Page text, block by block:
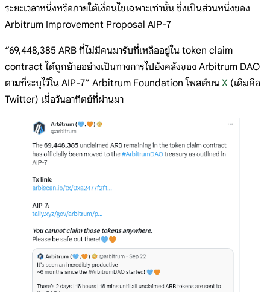
ระยะเวลาหนึ่งหรือภายใต้เงื่อนไขเฉพาะเท่านั้น ซึ่งเป็นส่วนหนึ่งของ
Arbitrum Improvement Proposal AIP-7
“69,448,385 ARB ที่ไม่มีคนมารับที่เหลืออยู่ใน token claim
contract ได้ถูกย้ายอย่างเป็นทางการไปยังคลังของ Arbitrum DAO
ตามที่ระบุไว้ใน AIP-7” Arbitrum Foundation โพสต์บน X (เดิมคือ
Twitter) เมื่อวันอาทิตย์ที่ผ่านมา